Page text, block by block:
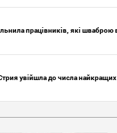
працівників, які шваброю
увійшла до числа